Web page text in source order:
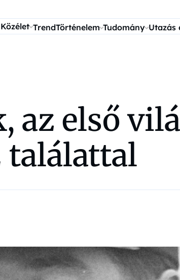
Közélet TrendTörténelem Tudomány Utazás
az első
találattal